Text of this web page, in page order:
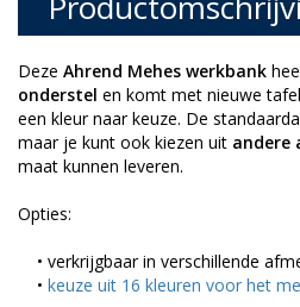
Deze Ahrend Mehes werkbank
onderstel en komt met nieuwe
een kleur naar keuze. De
maar je kunt ook kiezen uit andere
maat kunnen leveren.
Opties:
• verkrijgbaar in verschillende
• keuze uit 16 kleuren voor het